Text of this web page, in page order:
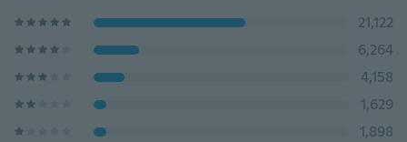
21,122
6,264
4,158
1,629
1,898